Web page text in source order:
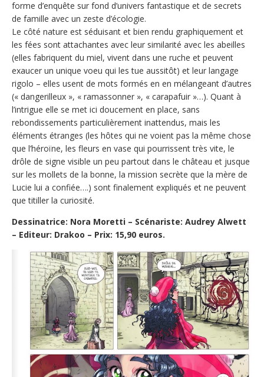
forme d’enquête sur fond d’univers fantastique et de secrets
de famille avec un zeste d’écologie.
Le côté nature est séduisant et bien rendu graphiquement et
les fées sont attachantes avec leur similarité avec les abeilles
(elles fabriquent du miel, vivent dans une ruche et peuvent
exaucer un unique voeu qui les tue aussitôt) et leur langage
rigolo – elles usent de mots formés en en mélangeant d’autres
(« dangerilleux », « ramassonner », « carapafuir »…). Quant à
l’intrigue elle se met ici doucement en place, sans
rebondissements particulièrement inattendus, mais les
éléments étranges (les hôtes qui ne voient pas la même chose
que l’héroïne, les fleurs en vase qui pourrissent très vite, le
drôle de signe visible un peu partout dans le château et jusque
sur les mollets de la bonne, la mission secrète que la mère de
Lucie lui a confiée….) sont finalement expliqués et ne peuvent
que titiller la curiosité.
Dessinatrice: Nora Moretti – Scénariste: Audrey Alwett
– Editeur: Drakoo – Prix: 15,90 euros.